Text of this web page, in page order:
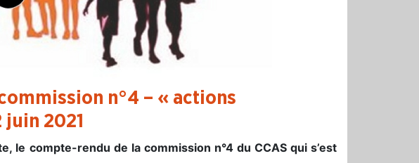
n°4 – « actions
2021
le compte-rendu de la commission n°4 du CCAS qui s’est